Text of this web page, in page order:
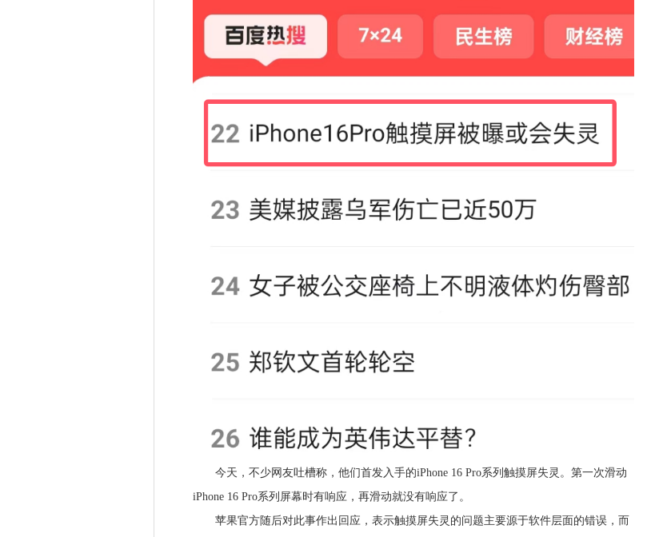
今天，不少网友吐槽称，他们首发入手的iPhone 16 Pro系列触摸屏失灵。第一次滑动
iPhone 16 Pro系列屏幕时有响应，再滑动就没有响应了。
苹果官方随后对此事作出回应，表示触摸屏失灵的问题主要源于软件层面的错误，而